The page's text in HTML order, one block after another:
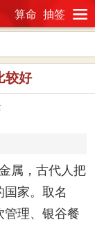
算命 抽签
较好
属，古代人把
家。取名
管理、银谷餐